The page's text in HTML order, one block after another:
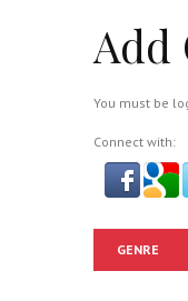
Add
You must be
Connect with:
GENRE